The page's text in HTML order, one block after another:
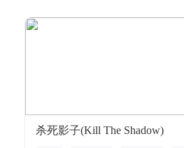
杀死影子(Kill The Shadow)